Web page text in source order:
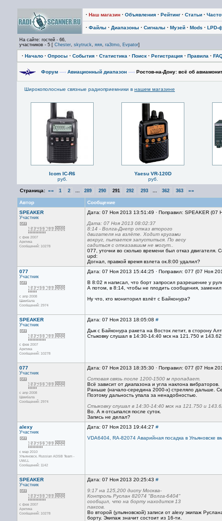
· Наш магазин · Объявления · Рейтинг · Статьи ·
· Файлы · Диапазоны · Сигналы · Музей · Mods · LPD-
На сайте: гостей - 66,
участников - 5 [ Chester, skytruck, яяя, ra3tmo, Evpator]
· Начало · Опросы · События · Статистика · Поиск · Регистрация · Правила ·
Форум —› Авиационный диапазон —› Ростов-на-Дону: всё об
Широкополосные связные радиоприемники в нашем магазине
Icom IC-R6
руб.
Yaesu VR-120D
руб.
Страница: «« 1 2 289 290 291 292 293 362 363 »»
Автор
Сообщение
SPEAKER
Участник
с фев 2007
Арктика
Сообщений: 10278
Дата: 07 Ноя 2013 13:51:49 · Поправил: SPEAKER (07
Дата: 07 Ноя 2013 08:02:37
8:14 - Волга-Днепр отказ второго
двигателя на взлёте. Ходит кругами
вокруг, пытается запуститься. По весу
садиться с отказавшим не могут..
077, уточни во сколько времени был отказ
upd:
Догнал, правкой время взлета ок.8:00 удалил?
077
Участник
с апр 2008
Шамбала
Сообщений: 2974
Дата: 07 Ноя 2013 15:44:25 · Поправил: 077 (07 Ноя
В 8:02 я написал, что борт запросил разрешение у
А потом, в 8:14, чтобы не плодить сообщения,
Ну что, кто мониторил взлёт с Байконура?
SPEAKER
Участник
с фев 2007
Арктика
Сообщений: 10278
Дата: 07 Ноя 2013 18:05:08 #
Дык с Байконура ракета на Восток летит, в сторону
Стыковку слушал в 14:30-14:40 мск на 121.750 и
077
Участник
с апр 2008
Шамбала
Сообщений: 2974
Дата: 07 Ноя 2013 18:35:30 · Поправил: 077 (07 Ноя
Сотовая связь после 1200-1500 м пропадает.
Всё зависит от диапазона и угла наклона вибраторов.
Раньше (начало-середина 2000-х) стреляло дальше.
Поэтому дальность упала за ненадобностью.
Стыковку слушал в 14:30-14:40 мск на 121.750 и
Во. А я отсыпался после суток.
Запись не делал?
alexy
Участник
с мар 2010
Ульяновск. Russian ADSB Team -
UWLL
Сообщений: 1142
Дата: 07 Ноя 2013 19:44:27 #
VDA6404, RA-82074 Аварийная посадка в Ульяновске
SPEAKER
Участник
с фев 2007
Арктика
Сообщений: 10278
Дата: 07 Ноя 2013 20:25:43 #
9:17 на 125,200 диспу Москва-
Контроль Руслан 82074 "Волга-6404"
сообщил, что на борту находится 13
паксов.
Во второй (ульяновской) записи от alexy экипаж
борту. Экипаж значит состоит из 16-ти.